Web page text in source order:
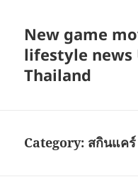
New game
lifestyle news
Thailand
Category: สกินแคร์